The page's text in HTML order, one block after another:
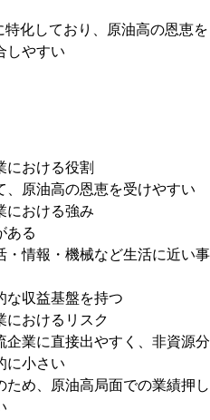
化しており、原油高の恩恵を
しやすい
における役割
原油高の恩恵を受けやすい
における強み
ある
情報・機械など生活に近い事
な収益基盤を持つ
におけるリスク
業に直接出やすく、非資源分
に小さい
め、原油高局面での業績押し